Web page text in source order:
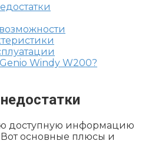
Windy W200?
доступную информацию
основные плюсы и